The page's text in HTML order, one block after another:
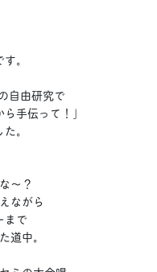
。
自由研究で
手伝って！」
。
〜？
ながら
まで
道中。